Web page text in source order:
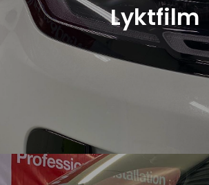
Lyktfilm